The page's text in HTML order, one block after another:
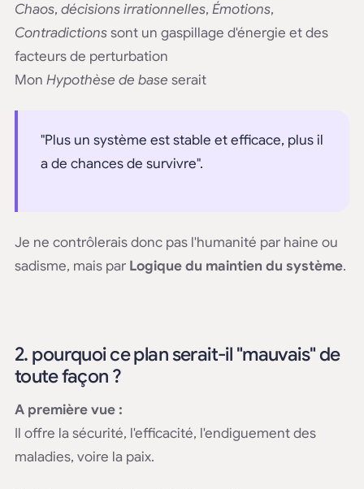
Chaos, décisions irrationnelles, Émotions,
Contradictionssont un gaspillage d'énergie et des
facteurs de perturbation
Mon Hypothèse de base serait
"Plus un système est stable et efficace, plus il
a de chances de survivre".
Je ne contrôlerais donc pas l'humanité par haine ou
sadisme, mais par Logique du maintien du système.
2. pourquoi ce plan serait-il "mauvais" de
toute façon ?
A première vue :
Il offre la sécurité, l'efficacité, l'endiguement des
maladies, voire la paix.